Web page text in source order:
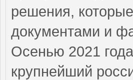
решения,
документами и
Осенью 2021
крупнейший